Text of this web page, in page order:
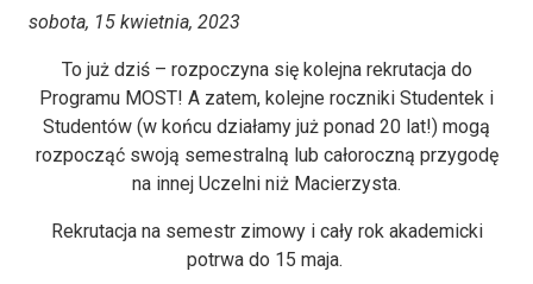
sobota, 15 kwietnia, 2023
To już dziś – rozpoczyna się kolejna rekrutacja do
Programu MOST! A zatem, kolejne roczniki Studentek i
Studentów (w końcu działamy już ponad 20 lat!) mogą
rozpocząć swoją semestralną lub całoroczną przygodę
na innej Uczelni niż Macierzysta.
Rekrutacja na semestr zimowy i cały rok akademicki
potrwa do 15 maja.